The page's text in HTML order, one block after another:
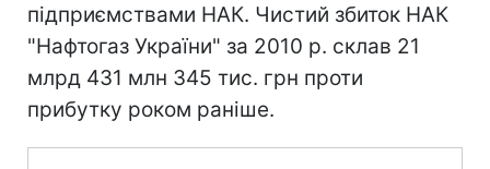
підприємствами НАК. Чистий збиток НАК
"Нафтогаз України" за 2010 р. склав 21
млрд 431 млн 345 тис. грн проти
прибутку роком раніше.